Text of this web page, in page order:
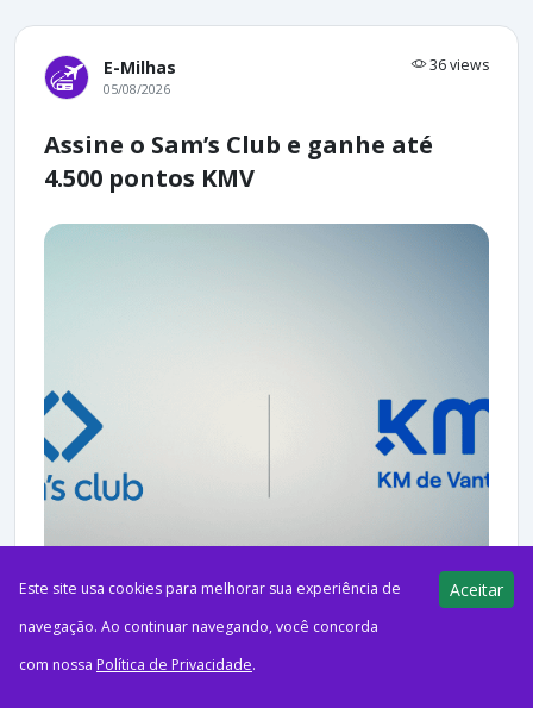
E-Milhas 36 views
05/08/2026
Assine o Sam’s Club e ganhe até
4.500 pontos KMV
Este site usa cookies para melhorar sua experiência de
navegação. Ao continuar navegando, você concorda
com nossa Política de Privacidade.
Aceitar